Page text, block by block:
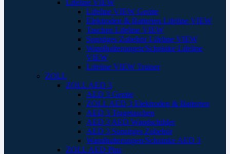
Lifeline VIEW
Lifeline VIEW Geräte
Elektroden & Batterien Lifeline VIEW
Taschen Lifeline VIEW
Sonstiges Zubehör Lifeline VIEW
Wandhalterungen/Schränke Lifeline
VIEW
Lifeline VIEW Trainer
ZOLL
ZOLL AED 3
AED 3 Geräte
ZOLL AED 3 Elektroden & Batterien
AED 3 Tragetaschen
AED 3 AED Wandschilder
AED 3 Sonstiges Zubehör
Wandhalterungen/Schränke AED 3
ZOLL AED Plus